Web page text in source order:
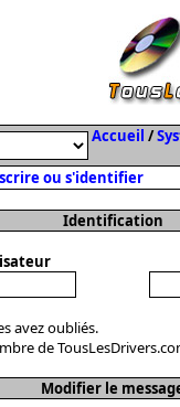
Accueil /
ou s'identifier
Identification
avez oubliés.
de
Modifier le